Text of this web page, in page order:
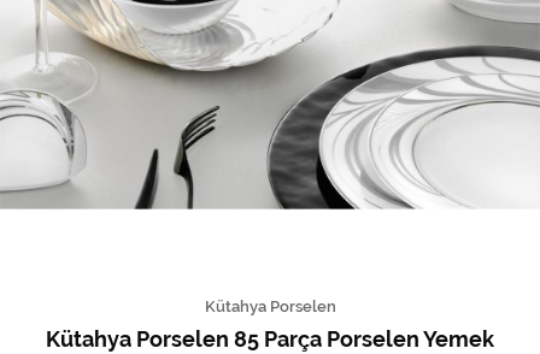
Kütahya Porselen
Kütahya Porselen 85 Parça Porselen Yemek